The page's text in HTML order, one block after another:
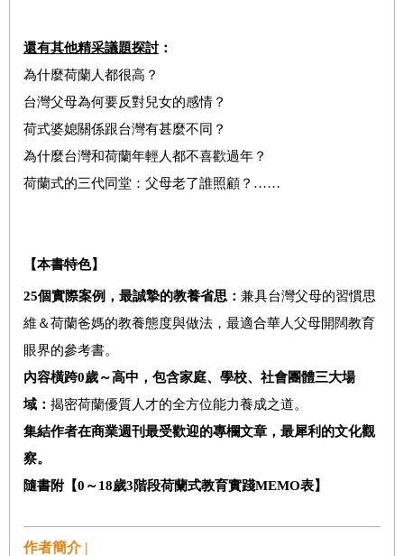
還有其他精采議題探討：
為什麼荷蘭人都很高？
台灣父母為何要反對兒女的感情？
荷式婆媳關係跟台灣有甚麼不同？
為什麼台灣和荷蘭年輕人都不喜歡過年？
荷蘭式的三代同堂：父母老了誰照顧？……
【本書特色】
25個實際案例，最誠摯的教養省思： 兼具台灣父母的習慣思
維＆荷蘭爸媽的教養態度與做法，最適合華人父母開闊教育
眼界的參考書。
內容橫跨0歲～高中，包含家庭、學校、社會團體三大場
域： 揭密荷蘭優質人才的全方位能力養成之道。
集結作者在商業週刊最受歡迎的專欄文章，最犀利的文化觀
察。
隨書附【0～18歲3階段荷蘭式教育實踐MEMO表】
作者簡介 |